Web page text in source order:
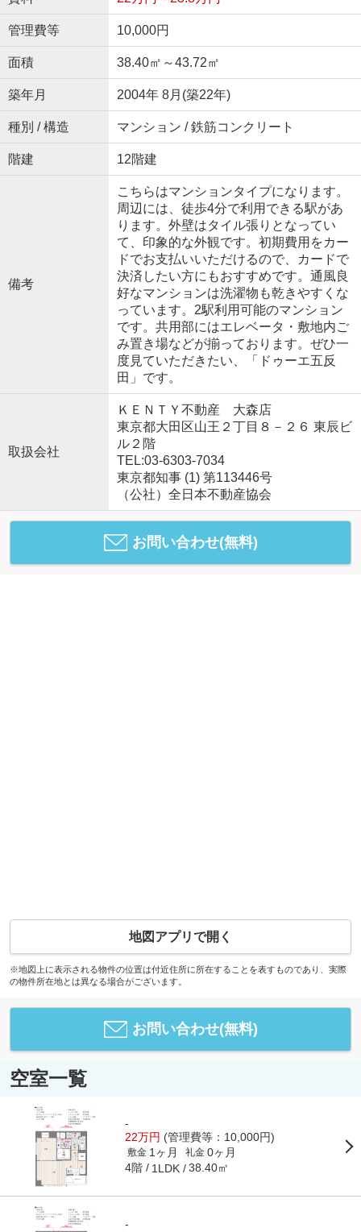
管理費等 10,000円
面積 38.40㎡～43.72㎡
築年月 2004年 8月(築22年)
種別 / 構造 マンション / 鉄筋コンクリート
階建 12階建
備考
こちらはマンションタイプになります。
周辺には、徒歩4分で利用できる駅があ
ります。外壁はタイル張りとなってい
て、印象的な外観です。初期費用をカー
ドでお支払いいただけるので、カードで
決済したい方にもおすすめです。通風良
好なマンションは洗濯物も乾きやすくな
っています。2駅利用可能のマンション
です。共用部にはエレベータ・敷地内ご
み置き場などが揃っております。ぜひ一
度見ていただきたい、「ドゥーエ五反
田」です。
取扱会社
ＫＥＮＴＹ不動産 大森店
東京都大田区山王２丁目８－２６ 東辰ビ
ル２階
TEL:03-6303-7034
東京都知事 (1) 第113446号
（公社）全日本不動産協会
お問い合わせ(無料)
地図アプリで開く
※地図上に表示される物件の位置は付近住所に所在することを表すものであり、実際
の物件所在地とは異なる場合がございます。
お問い合わせ(無料)
空室一覧
-
22万円 (管理費等：10,000円)
敷金 1ヶ月 礼金 0ヶ月
4階 1LDK 38.40㎡
-